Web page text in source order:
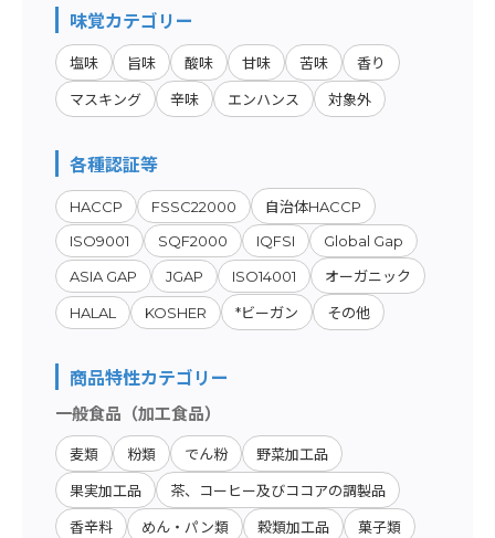
味覚カテゴリー
塩味 旨味 酸味 甘味 苦味 香り
マスキング 辛味 エンハンス 対象外
各種認証等
HACCP FSSC22000
自治体HACCP
ISO9001
SQF2000 IQFSI
Global Gap
ASIA GAP
JGAP ISO14001 オーガニック
HALAL KOSHER *ビーガン その他
商品特性カテゴリー
一般食品（加工食品）
麦類 粉類 でん粉 野菜加工品
果実加工品 茶、コーヒー及びココアの調製品
香辛料 めん・パン類 穀類加工品 菓子類